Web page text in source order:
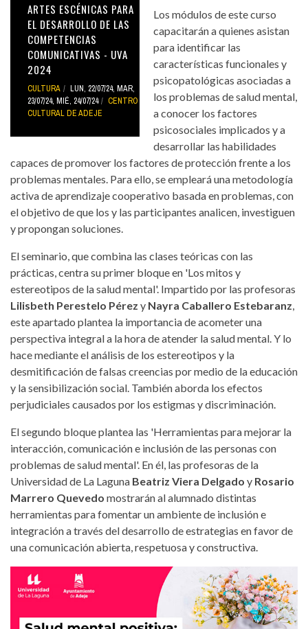
ARTES ESCÉNICAS PARA
EL DESARROLLO DE LAS
COMPETENCIAS
COMUNICATIVAS - UVA
2024
CULTURA LUN, 22/07/24, MAR,
23/07/24, MIÉ, 24/07/24
CENTRO
CULTURAL DE ADEJE
Los módulos de este curso
capacitarán a quienes asistan
para identificar las
características funcionales y
psicopatológicas asociadas a
los problemas de salud mental,
a conocer los factores
psicosociales implicados y a
desarrollar las habilidades
capaces de promover los factores de protección frente a los
problemas mentales. Para ello, se empleará una metodología
activa de aprendizaje cooperativo basada en problemas, con
el objetivo de que los y las participantes analicen, investiguen
y propongan soluciones.
El seminario, que combina las clases teóricas con las
prácticas, centra su primer bloque en 'Los mitos y
estereotipos de la salud mental'. Impartido por las profesoras
Lilisbeth Perestelo Pérez y Nayra Caballero Estebaranz
este apartado plantea la importancia de acometer una
perspectiva integral a la hora de atender la salud mental. Y lo
hace mediante el análisis de los estereotipos y la
desmitificación de falsas creencias por medio de la educación
y la sensibilización social. También aborda los efectos
perjudiciales causados por los estigmas y discriminación.
El segundo bloque plantea las 'Herramientas para mejorar la
interacción, comunicación e inclusión de las personas con
problemas de salud mental'. En él, las profesoras de la
Universidad de La Laguna Beatriz Viera Delgado y Rosario
Marrero Quevedo mostrarán al alumnado distintas
herramientas para fomentar un ambiente de inclusión e
integración a través del desarrollo de estrategias en favor de
una comunicación abierta, respetuosa y constructiva.
nutriciencia-salud-mental.jpg